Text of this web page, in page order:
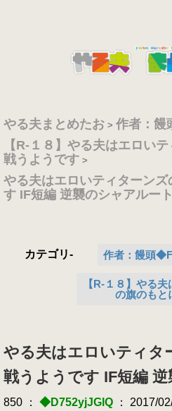
やる夫まとめたお > 作者：
【R-１８】やる夫はエロい
戦うようです >
やる夫はエロいティターン
す IF短編 逆襲のシャアルート
作者：饅頭
【R-１８】やる
の旗のもと
カテゴリ-
やる夫はエロいティタ
戦うようです IF短編
850 ： ◆D752yjJGlQ ： 2017/